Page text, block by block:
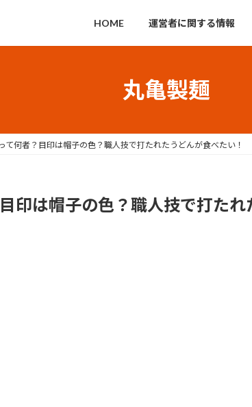
HOME 運営者に関する情報
丸亀製麺
て何者？目印は帽子の色？職人技で打たれたうどんが食べたい！
印は帽子の色？職人技で打たれ